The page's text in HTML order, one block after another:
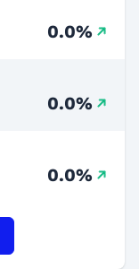
0.0%
0.0%
0.0%